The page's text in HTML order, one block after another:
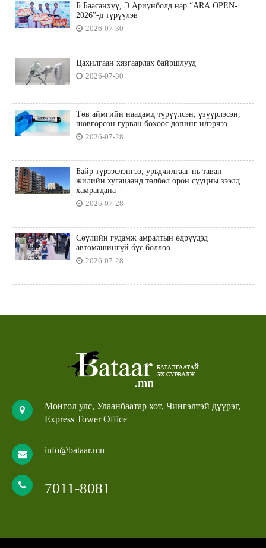
Б.Баасанхүү, Э.Ариунболд нар “ARA OPEN-
2026”-д түрүүлэв
2026-07-30
Цахилгаан хязгаарлах байршлууд
2026-07-30
Төв аймгийн наадамд түрүүлсэн, үзүүрлэсэн,
шөвгөрсөн гурван бөхөөс допинг илэрчээ
2026-07-28
Байр түрээслэнгээ, урьдчилгааг нь таван
жилийн хугацаанд төлбөл орон сууцны зээлд
хамрагдана
2026-07-28
Сөүлийн гудамж амралтын өдрүүдэд
автомашингүй бүс боллоо
2026-07-28
Монгол улс, Улаанбаатар хот, Чингэлтэй дүүрэг,
Express Tower Office
info@bataar.mn
7011-8081